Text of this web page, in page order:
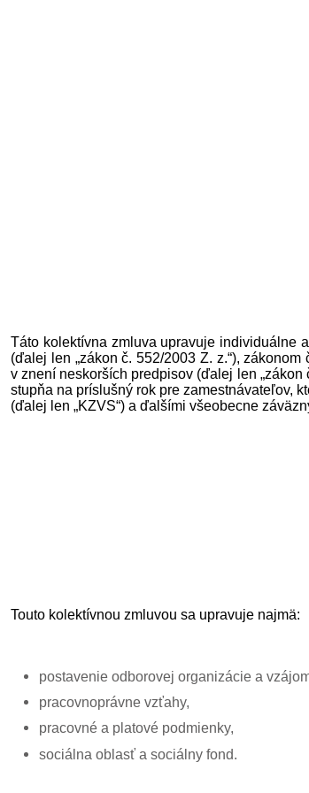
Táto kolektívna zmluva upravuje individuálne
(ďalej len „zákon č. 552/2003 Z. z.“),
v znení neskorších predpisov (ďalej len
stupňa na príslušný rok pre zamestnávateľov,
(ďalej len „KZVS“) a ďalšími všeobecne
Touto kolektívnou zmluvou sa upravuje najmä:
postavenie odborovej organizácie a
pracovnoprávne vzťahy,
pracovné a platové podmienky,
sociálna oblasť a sociálny fond.